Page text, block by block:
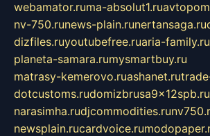
webamator.ruma-absolut1.ru
nv-750.runews-plain.runertansaga.ru
dizfiles.ruyoutubefree.ruaria-family.ru
planeta-samara.rumysmartbuy.ru
matrasy-kemerovo.ruashanet.ru
dotcustoms.rudomizbrusa9x12spb.ru
narasimha.rudjcommodities.ru
newsplain.rucardvoice.ru